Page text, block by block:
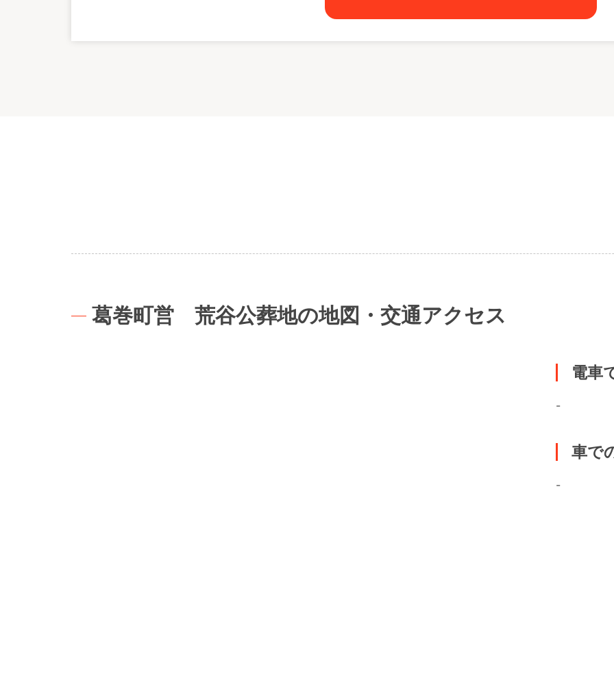
葛巻町営 荒谷公葬地の地図・交通アクセス
電車
-
車で
-